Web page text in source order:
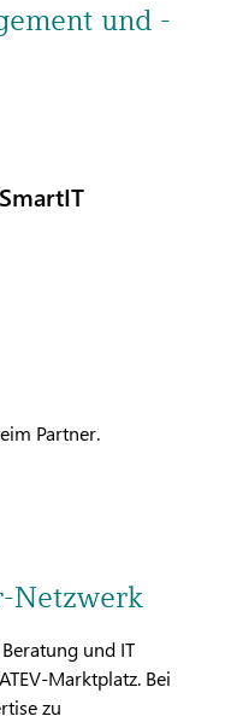
und -
Partner.
Netzwerk
und IT
Marktplatz. Bei
zu